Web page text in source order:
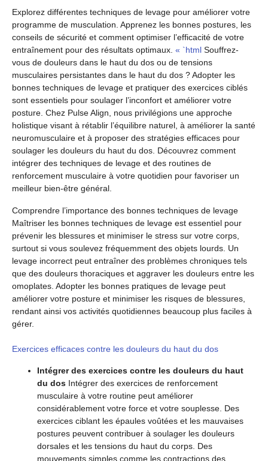
Explorez différentes techniques de levage pour améliorer votre
programme de musculation. Apprenez les bonnes postures, les
conseils de sécurité et comment optimiser l’efficacité de votre
entraînement pour des résultats optimaux. « `html Souffrez-
vous de douleurs dans le haut du dos ou de tensions
musculaires persistantes dans le haut du dos ? Adopter les
bonnes techniques de levage et pratiquer des exercices ciblés
sont essentiels pour soulager l’inconfort et améliorer votre
posture. Chez Pulse Align, nous privilégions une approche
holistique visant à rétablir l’équilibre naturel, à améliorer la santé
neuromusculaire et à proposer des stratégies efficaces pour
soulager les douleurs du haut du dos. Découvrez comment
intégrer des techniques de levage et des routines de
renforcement musculaire à votre quotidien pour favoriser un
meilleur bien-être général.
Comprendre l’importance des bonnes techniques de levage
Maîtriser les bonnes techniques de levage est essentiel pour
prévenir les blessures et minimiser le stress sur votre corps,
surtout si vous soulevez fréquemment des objets lourds. Un
levage incorrect peut entraîner des problèmes chroniques tels
que des douleurs thoraciques et aggraver les douleurs entre les
omoplates. Adopter les bonnes pratiques de levage peut
améliorer votre posture et minimiser les risques de blessures,
rendant ainsi vos activités quotidiennes beaucoup plus faciles à
gérer.
Exercices efficaces contre les douleurs du haut du dos
Intégrer des exercices contre les douleurs du haut
du dos Intégrer des exercices de renforcement
musculaire à votre routine peut améliorer
considérablement votre force et votre souplesse. Des
exercices ciblant les épaules voûtées et les mauvaises
postures peuvent contribuer à soulager les douleurs
dorsales et les tensions du haut du corps. Des
mouvements simples comme les contractions des